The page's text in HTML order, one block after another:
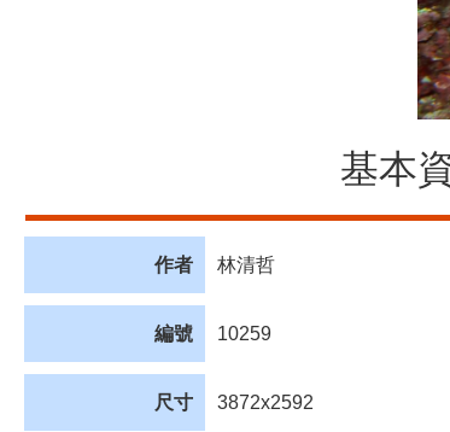
基本
作者 林清哲
編號 10259
尺寸 3872x2592